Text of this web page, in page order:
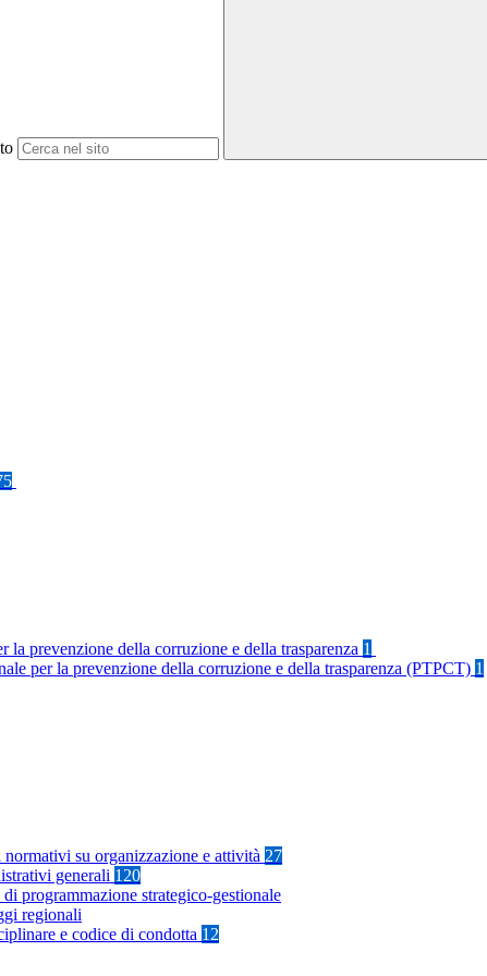
la prevenzione della corruzione e della trasparenza 1
per la prevenzione della corruzione e della trasparenza (PTPCT) 1
su organizzazione e attività 27
generali 120
programmazione strategico-gestionale
regionali
e codice di condotta 12